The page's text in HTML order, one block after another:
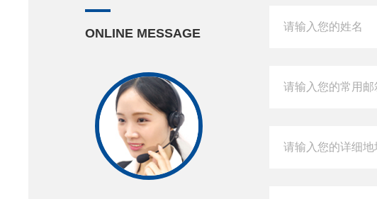
ONLINE MESSAGE